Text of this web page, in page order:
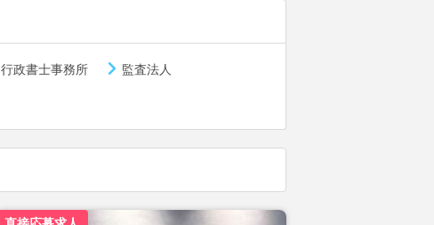
行政書士事務所 監査法人